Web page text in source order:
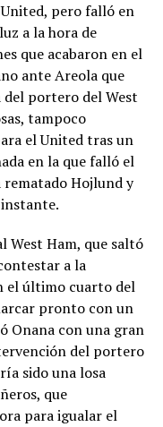
pero falló en
a la hora de
que acabaron en el
ante Areola que
portero del West
tampoco
el United tras un
en la que falló el
rematado Hojlund y
West Ham, que saltó
a la
el último cuarto del
pronto con un
Onana con una gran
del portero
sido una losa
que
para igualar el